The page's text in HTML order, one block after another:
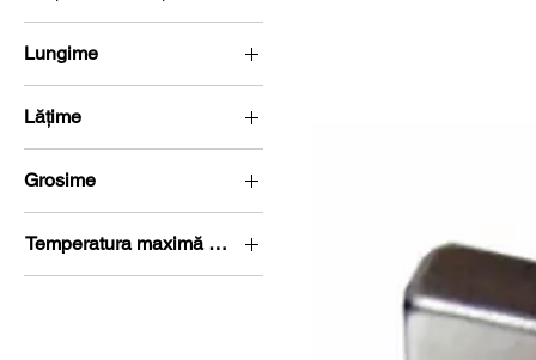
10,8 kg (105,9 Newton)
Lungime
L 65-70 mm
Lățime
l 5-10 mm
Grosime
G 0-5 mm
Temperatura maximă de lucru
80 °C